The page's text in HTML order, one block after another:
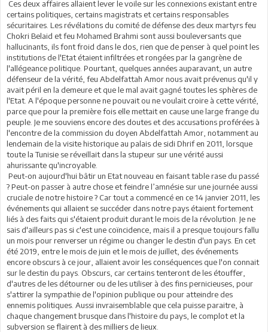
Ces deux affaires allaient lever le voile sur les connexions existant entre
certains politiques, certains magistrats et certains responsables
sécuritaires. Les révélations du comité de défense des deux martyrs feu
Chokri Belaid et feu Mohamed Brahmi sont aussi bouleversants que
hallucinants, ils font froid dans le dos, rien que de penser à quel point les
institutions de l'Etat étaient infiltrées et rongées par la gangrène de
l'allégeance politique. Pourtant, quelques années auparavant, un autre
défenseur de la vérité, feu Abdelfattah Amor nous avait prévenus qu'il y
avait péril en la demeure et que le mal avait gagné toutes les sphères de
l'Etat. A l'époque personne ne pouvait ou ne voulait croire à cette vérité,
parce que pour la première fois elle mettait en cause une large frange du
peuple. Je me souviens encore des doutes et des accusations proférées à
l'encontre de la commission du doyen Abdelfattah Amor, notamment au
lendemain de la visite historique au palais de sidi Dhrif en 2011, lorsque
toute la Tunisie se réveillait dans la stupeur sur une vérité aussi
ahurissante qu'incroyable.
Peut-on aujourd'hui bâtir un Etat nouveau en faisant table rase du passé
? Peut-on passer à autre chose et feindre l’amnésie sur une journée aussi
cruciale de notre histoire ? Car tout a commencé en ce 14 janvier 2011, les
événements qui allaient se succéder dans notre pays étaient fortement
liés à des faits qui s'étaient produit durant le mois de la révolution. Je ne
sais d'ailleurs pas si c'est une coïncidence, mais il a presque toujours fallu
un mois pour renverser un régime ou changer le destin d'un pays. En cet
été 2019, entre le mois de juin et le mois de juillet, des événements
encore obscurs à ce jour, allaient avoir les conséquences que l'on connait
sur le destin du pays. Obscurs, car certains tenteront de les étouffer,
d'autres de les détourner ou de les utiliser à des fins pernicieuses, pour
s'attirer la sympathie de l'opinion publique ou pour atteindre des
ennemis politiques. Aussi invraisemblable que cela puisse paraitre, à
chaque changement brusque dans l'histoire du pays, le complot et la
subversion se flairent à des milliers de lieux.